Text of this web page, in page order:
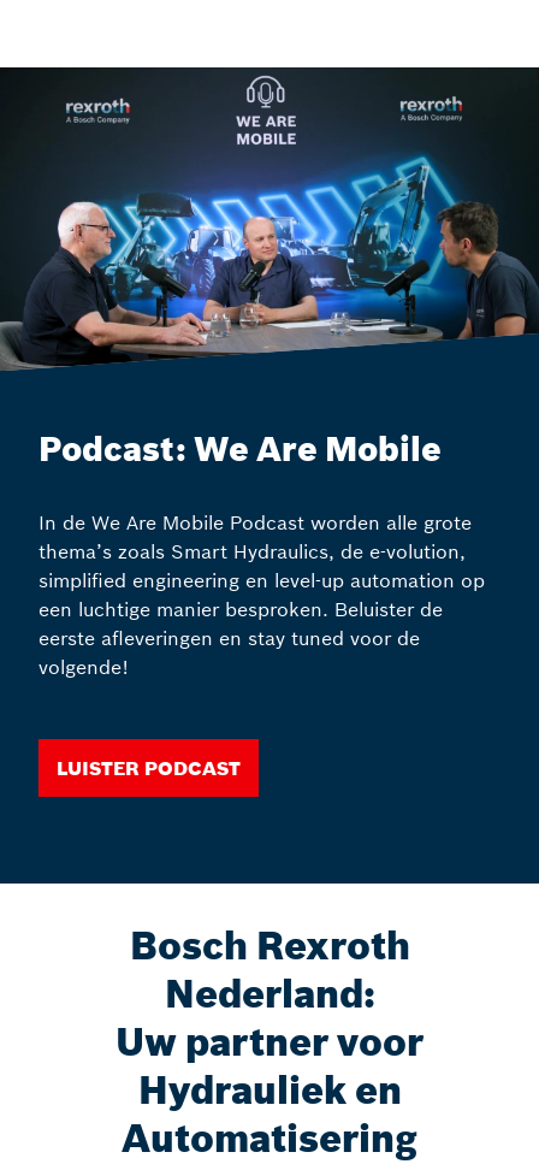
Podcast: We Are Mobile
In de We Are Mobile Podcast worden alle grote
thema’s zoals Smart Hydraulics, de e-volution,
simplified engineering en level-up automation op
een luchtige manier besproken. Beluister de
eerste afleveringen en stay tuned voor de
volgende!
Luister podcast
Bosch Rexroth
Nederland:
Uw partner voor
Hydrauliek en
Automatisering